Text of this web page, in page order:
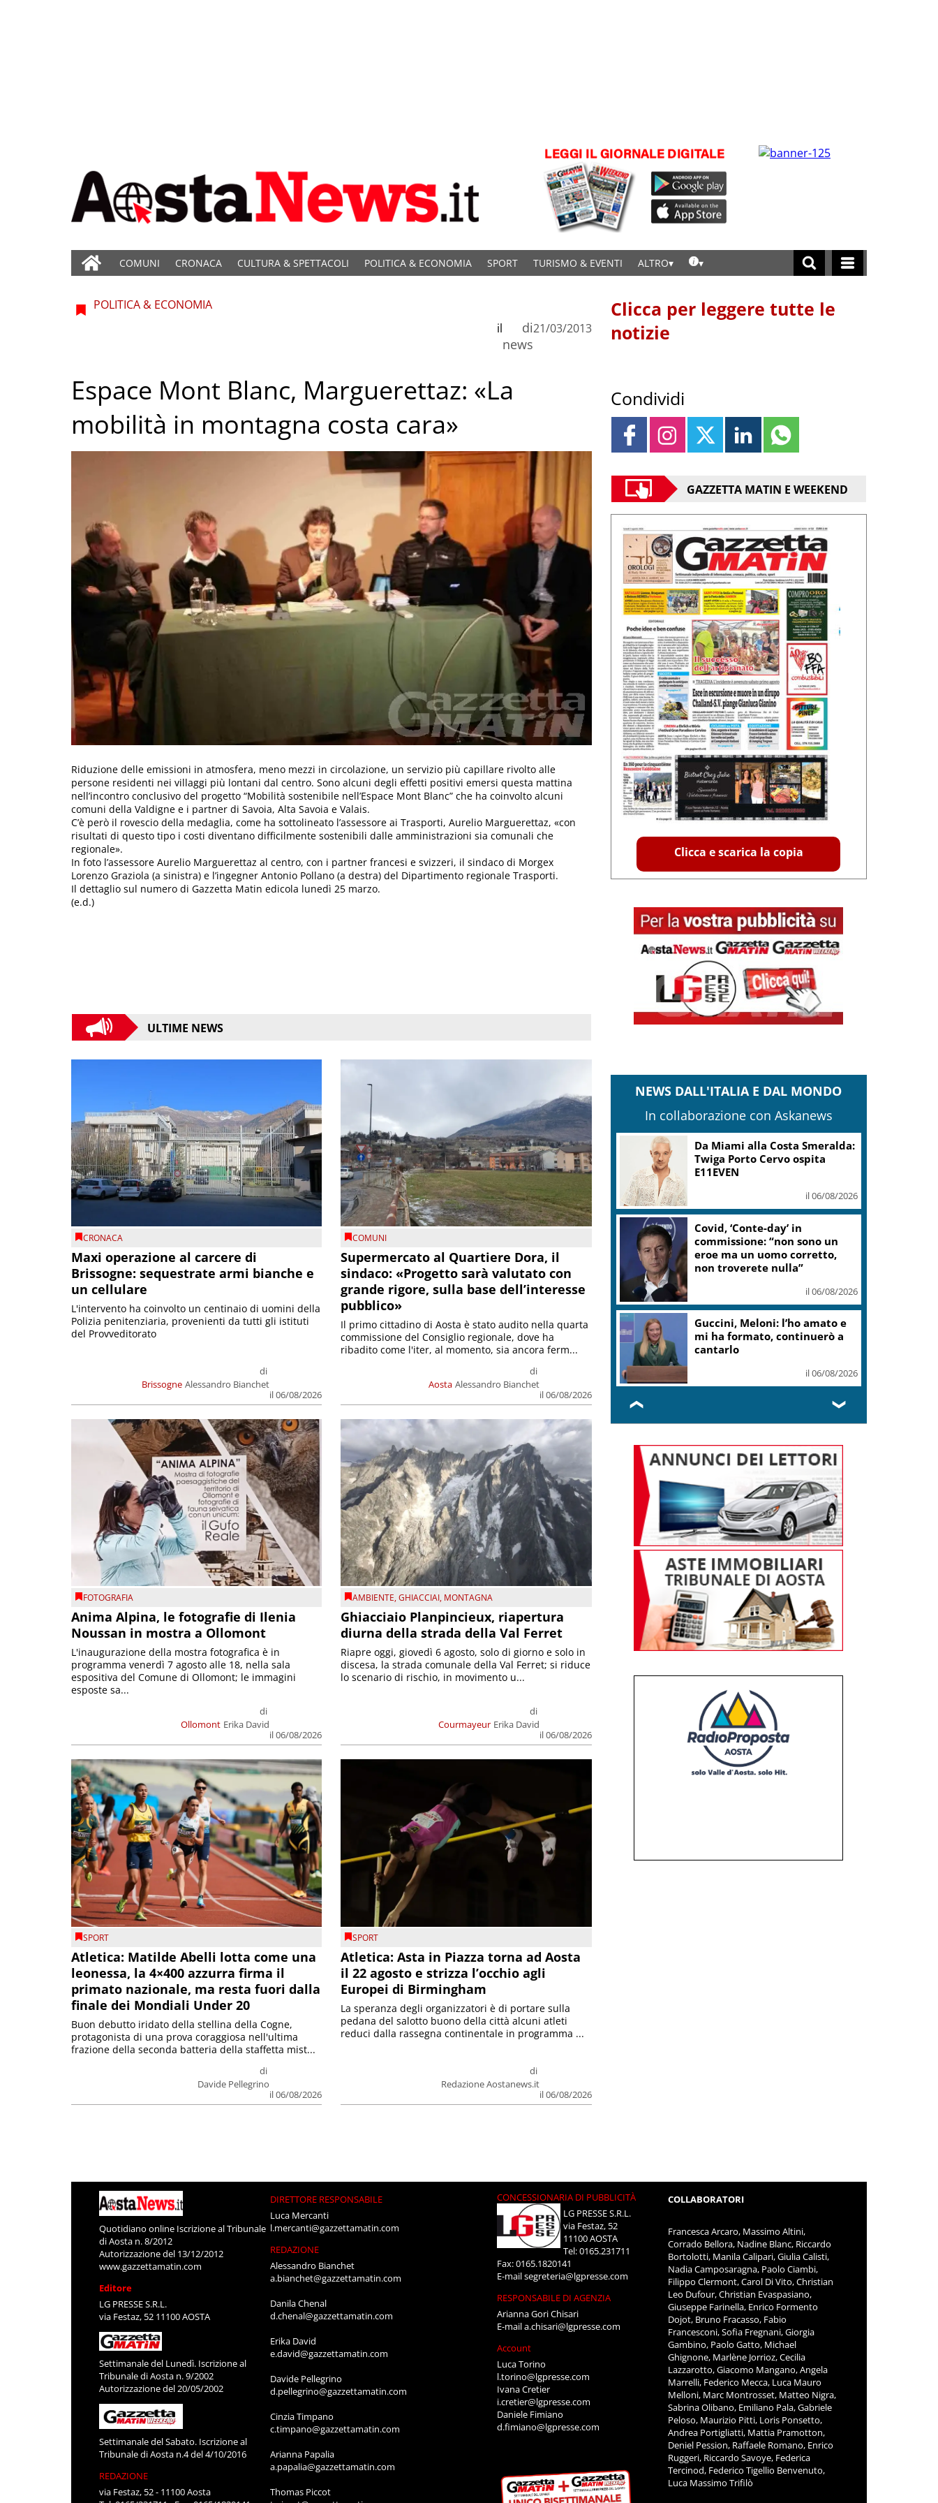
COMUNI CRONACA CULTURA & SPETTACOLI POLITICA & ECONOMIA SPORT TURISMO & EVENTI ALTRO
POLITICA & ECONOMIA
di
news
il 21/03/2013
Espace Mont Blanc, Marguerettaz: «La
mobilità in montagna costa cara»
Riduzione delle emissioni in atmosfera, meno mezzi in circolazione, un servizio più capillare rivolto alle
persone residenti nei villaggi più lontani dal centro. Sono alcuni degli effetti positivi emersi questa mattina
nell’incontro conclusivo del progetto “Mobilità sostenibile nell’Espace Mont Blanc” che ha coinvolto alcuni
comuni della Valdigne e i partner di Savoia, Alta Savoia e Valais.
C’è però il rovescio della medaglia, come ha sottolineato l’assessore ai Trasporti, Aurelio Marguerettaz, «con
risultati di questo tipo i costi diventano difficilmente sostenibili dalle amministrazioni sia comunali che
regionale».
In foto l’assessore Aurelio Marguerettaz al centro, con i partner francesi e svizzeri, il sindaco di Morgex
Lorenzo Graziola (a sinistra) e l’ingegner Antonio Pollano (a destra) del Dipartimento regionale Trasporti.
Il dettaglio sul numero di Gazzetta Matin edicola lunedì 25 marzo.
(e.d.)
ULTIME NEWS
CRONACA
Maxi operazione al carcere di
Brissogne: sequestrate armi bianche e
un cellulare
Brissogne
di
Alessandro Bianchet
il 06/08/2026
L'intervento ha coinvolto un centinaio di uomini della
Polizia penitenziaria, provenienti da tutti gli istituti
del Provveditorato
COMUNI
Supermercato al Quartiere Dora, il
sindaco: «Progetto sarà valutato con
grande rigore, sulla base dell’interesse
pubblico»
Aosta
di
Alessandro Bianchet
il 06/08/2026
Il primo cittadino di Aosta è stato audito nella quarta
commissione del Consiglio regionale, dove ha
ribadito come l'iter, al momento, sia ancora ferm...
FOTOGRAFIA
Anima Alpina, le fotografie di Ilenia
Noussan in mostra a Ollomont
Ollomont
di
Erika David
il 06/08/2026
L'inaugurazione della mostra fotografica è in
programma venerdì 7 agosto alle 18, nella sala
espositiva del Comune di Ollomont; le immagini
esposte sa...
AMBIENTE,GHIACCIAI, MONTAGNA
Ghiacciaio Planpincieux, riapertura
diurna della strada della Val Ferret
Courmayeur
di
Erika David
il 06/08/2026
Riapre oggi, giovedì 6 agosto, solo di giorno e solo in
discesa, la strada comunale della Val Ferret; si riduce
lo scenario di rischio, in movimento u...
SPORT
Atletica: Matilde Abelli lotta come una
leonessa, la 4×400 azzurra firma il
primato nazionale, ma resta fuori dalla
finale dei Mondiali Under 20
di
Davide Pellegrino
il 06/08/2026
Buon debutto iridato della stellina della Cogne,
protagonista di una prova coraggiosa nell'ultima
frazione della seconda batteria della staffetta mist...
SPORT
Atletica: Asta in Piazza torna ad Aosta
il 22 agosto e strizza l’occhio agli
Europei di Birmingham
di
Redazione Aostanews.it
il 06/08/2026
La speranza degli organizzatori è di portare sulla
pedana del salotto buono della città alcuni atleti
reduci dalla rassegna continentale in programma ...
Clicca per leggere tutte le
notizie
Condividi
GAZZETTA MATIN E WEEKEND
Clicca e scarica la copia
NEWS DALL'ITALIA E DAL MONDO
In collaborazione con Askanews
Sogin: in 2025 utile balza oltre
2,5 mln, decommissioning al
47,7%
il 06/08/2026
“Una notte di Casanova” di
Migliorini chiude Festival
teatro Volterra
Valle d’Aosta, torna la festa
del lardo di Arnad: c’è anche il
gelato
il 06/08/2026
❮ ❯
Quotidiano online Iscrizione al Tribunale
di Aosta n. 8/2012
Autorizzazione del 13/12/2012
www.gazzettamatin.com
Editore
LG PRESSE S.R.L.
via Festaz, 52 11100 AOSTA
Settimanale del Lunedì. Iscrizione al
Tribunale di Aosta n. 9/2002
Autorizzazione del 20/05/2002
Settimanale del Sabato. Iscrizione al
Tribunale di Aosta n.4 del 4/10/2016
REDAZIONE
via Festaz, 52 - 11100 Aosta
DIRETTORE RESPONSABILE
Luca Mercanti
l.mercanti@gazzettamatin.com
REDAZIONE
Alessandro Bianchet
a.bianchet@gazzettamatin.com
Danila Chenal
d.chenal@gazzettamatin.com
Erika David
e.david@gazzettamatin.com
Davide Pellegrino
d.pellegrino@gazzettamatin.com
Cinzia Timpano
c.timpano@gazzettamatin.com
Arianna Papalia
a.papalia@gazzettamatin.com
Thomas Piccot
CONCESSIONARIA DI PUBBLICITÀ
LG PRESSE S.R.L.
via Festaz, 52
11100 AOSTA
Tel: 0165.231711
Fax: 0165.1820141
E-mailsegreteria@lgpresse.com
RESPONSABILE DI AGENZIA
Arianna Gori Chisari
E-maila.chisari@lgpresse.com
Account
Luca Torino
l.torino@lgpresse.com
Ivana Cretier
i.cretier@lgpresse.com
Daniele Fimiano
d.fimiano@lgpresse.com
COLLABORATORI
Francesca Arcaro, Massimo Altini,
Corrado Bellora, Nadine Blanc, Riccardo
Bortolotti, Manila Calipari, Giulia Calisti,
Nadia Camposaragna, Paolo Ciambi,
Filippo Clermont, Carol Di Vito, Christian
Leo Dufour, Christian Evaspasiano,
Giuseppe Farinella, Enrico Formento
Dojot, Bruno Fracasso, Fabio
Francesconi, Sofia Fregnani, Giorgia
Gambino, Paolo Gatto, Michael
Ghignone, Marlène Jorrioz, Cecilia
Lazzarotto, Giacomo Mangano, Angela
Marrelli, Federico Mecca, Luca Mauro
Melloni, Marc Montrosset, Matteo Nigra,
Sabrina Olibano, Emiliano Pala, Gabriele
Peloso, Maurizio Pitti, Loris Ponsetto,
Andrea Portigliatti, Mattia Pramotton,
Deniel Pession, Raffaele Romano, Enrico
Ruggeri, Riccardo Savoye, Federica
Tercinod, Federico Tigellio Benvenuto,
Luca Massimo Trifilò